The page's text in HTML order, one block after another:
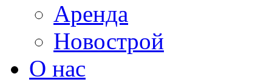
Аренда
Новострой
О нас